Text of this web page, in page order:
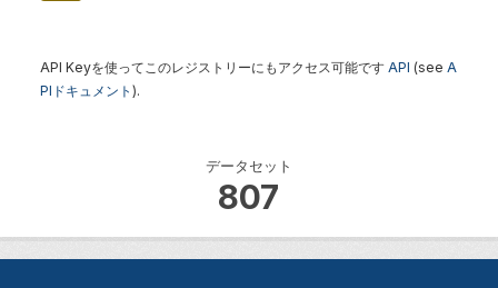
データセット
807
API Keyを使ってこのレジストリーにもアクセス可能です API (see A
PIドキュメント ).